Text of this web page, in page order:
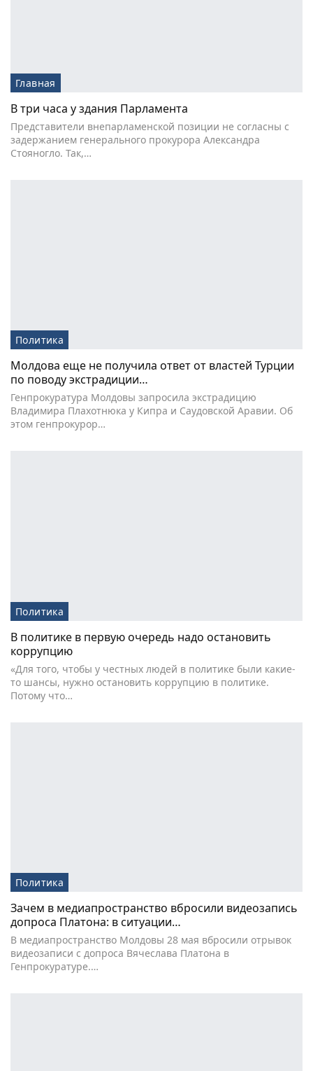
Главная
В три часа у здания Парламента
Представители внепарламенской позиции не согласны с
задержанием генерального прокурора Александра
Стояногло. Так,…
Политика
Молдова еще не получила ответ от властей Турции
по поводу экстрадиции…
Генпрокуратура Молдовы запросила экстрадицию
Владимира Плахотнюка у Кипра и Саудовской Аравии. Об
этом генпрокурор…
Политика
В политике в первую очередь надо остановить
коррупцию
«Для того, чтобы у честных людей в политике были какие-
то шансы, нужно остановить коррупцию в политике.
Потому что…
Политика
Зачем в медиапространство вбросили видеозапись
допроса Платона: в ситуации…
В медиапространство Молдовы 28 мая вбросили отрывок
видеозаписи с допроса Вячеслава Платона в
Генпрокуратуре.…